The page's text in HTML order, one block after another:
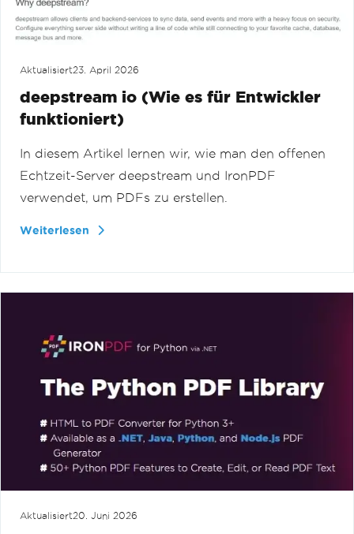
Aktualisiert23. April 2026
deepstream io (Wie es für Entwickler
funktioniert)
In diesem Artikel lernen wir, wie man den offenen
Echtzeit-Server deepstream und IronPDF
verwendet, um PDFs zu erstellen.
Weiterlesen
Aktualisiert20. Juni 2026